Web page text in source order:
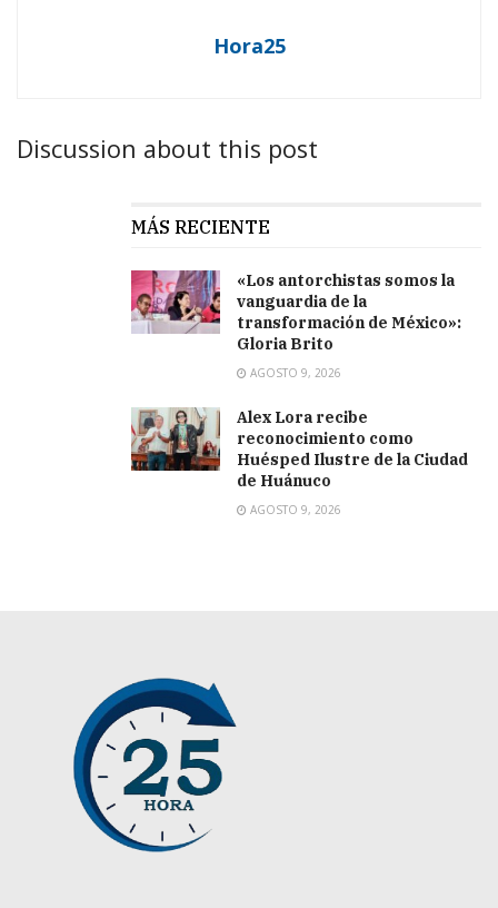
Hora25
Discussion about this post
MÁS RECIENTE
«Los antorchistas somos la
vanguardia de la
transformación de México»:
Gloria Brito
AGOSTO 9, 2026
Alex Lora recibe
reconocimiento como
Huésped Ilustre de la Ciudad
de Huánuco
AGOSTO 9, 2026